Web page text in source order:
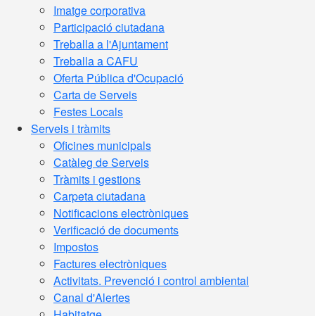
Imatge corporativa
Participació ciutadana
Treballa a l'Ajuntament
Treballa a CAFU
Oferta Pública d'Ocupació
Carta de Serveis
Festes Locals
Serveis i tràmits
Oficines municipals
Catàleg de Serveis
Tràmits i gestions
Carpeta ciutadana
Notificacions electròniques
Verificació de documents
Impostos
Factures electròniques
Activitats. Prevenció i control ambiental
Canal d'Alertes